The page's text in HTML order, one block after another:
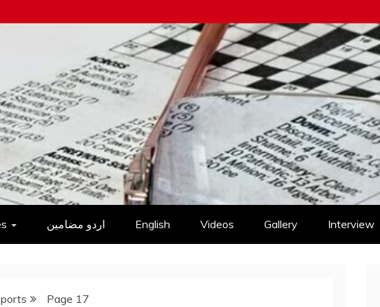
اردو مضامین English Videos Gallery Interview
Page 17